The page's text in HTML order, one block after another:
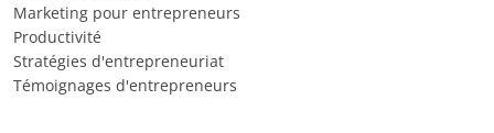
Marketing pour entrepreneurs
Productivité
Stratégies d'entrepreneuriat
Témoignages d'entrepreneurs